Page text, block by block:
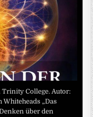
Trinity College. Autor:
„Das
über den